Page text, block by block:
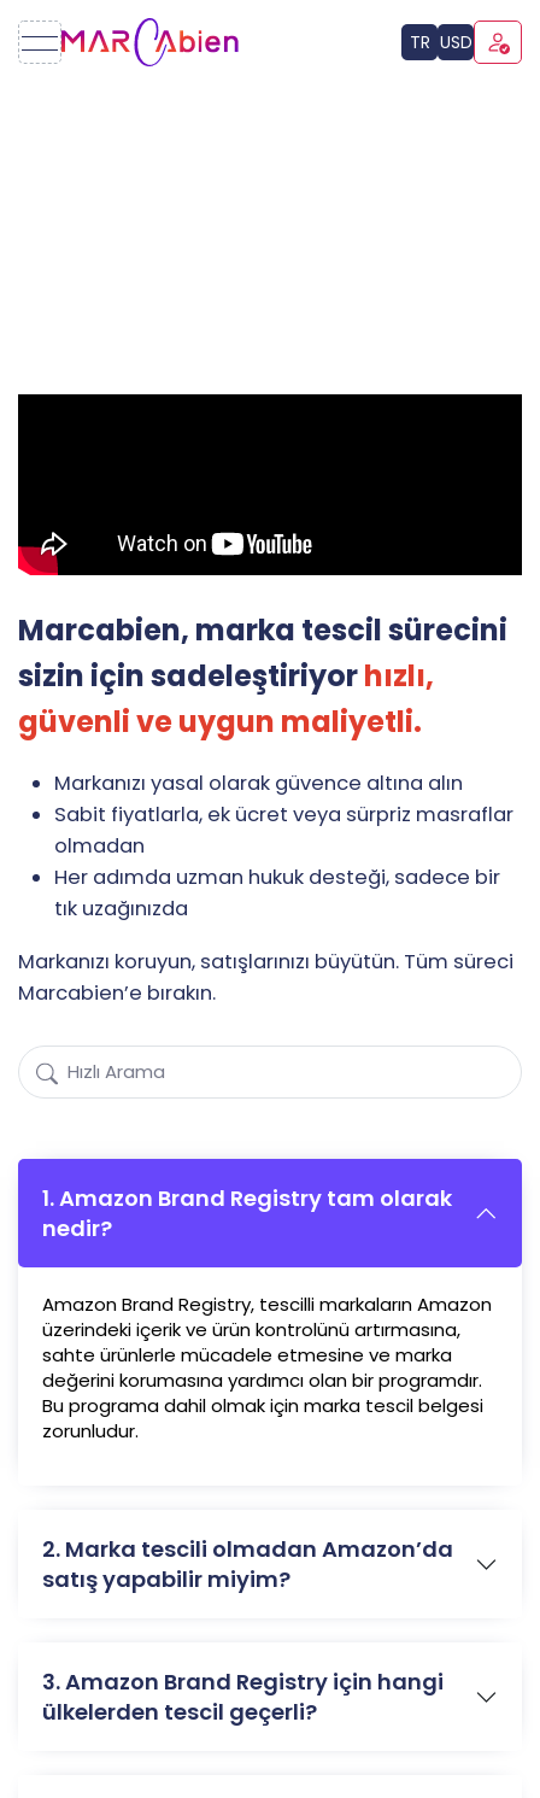
TR USD
Marcabien, marka tescil sürecini
sizin için sadeleştiriyorhızlı,
güvenli ve uygun maliyetli.
Markanızı yasal olarak güvence altına alın
Sabit fiyatlarla, ek ücret veya sürpriz masraflar
olmadan
Her adımda uzman hukuk desteği, sadece bir
tık uzağınızda
Markanızı koruyun, satışlarınızı büyütün. Tüm süreci
Marcabien’e bırakın.
1. Amazon Brand Registry tam olarak
nedir?
Amazon Brand Registry, tescilli markaların Amazon
üzerindeki içerik ve ürün kontrolünü artırmasına,
sahte ürünlerle mücadele etmesine ve marka
değerini korumasına yardımcı olan bir programdır.
Bu programa dahil olmak için marka tescil belgesi
zorunludur.
2. Marka tescili olmadan Amazon’da
satış yapabilir miyim?
3. Amazon Brand Registry için hangi
ülkelerden tescil geçerli?